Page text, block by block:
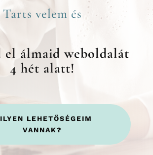
Tarts velem és
el álmaid weboldalát
4 hét alatt!
LEHETŐSÉGEIM
VANNAK?